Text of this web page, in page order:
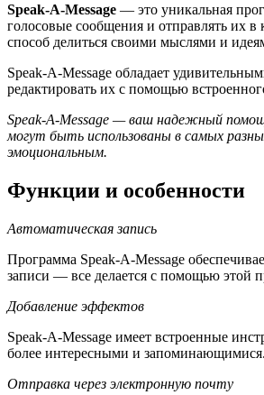
Speak-A-Message — это уникальная
голосовые сообщения и отправлять их
способ делиться своими мыслями и
Speak-A-Message обладает
редактировать их с помощью
Speak-A-Message — ваш надежный
могут быть использованы в самых
эмоциональным.
Функции и особенности
Автоматическая запись
Программа Speak-A-Message
записи — все делается с помощью этой
Добавление эффектов
Speak-A-Message имеет встроенные
более интересными и запоминающимися.
Отправка через электронную почту